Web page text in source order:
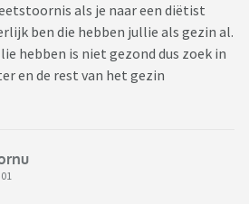
als je naar een diëtist
ben die hebben jullie als gezin al.
hebben is niet gezond dus zoek in
en de rest van het gezin